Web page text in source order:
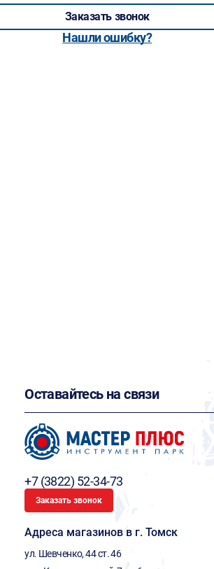
Заказать звонок
Нашли ошибку?
Оставайтесь на связи
+7 (3822) 52-34-73
Заказать звонок
Адреса магазинов в г. Томск
ул. Шевченко, 44 ст. 46